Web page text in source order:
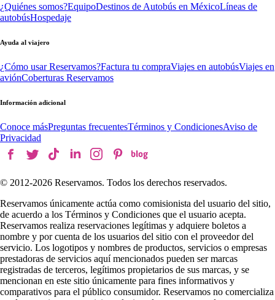
¿Quiénes somos?EquipoDestinos de Autobús en MéxicoLíneas de
autobúsHospedaje
Ayuda al viajero
¿Cómo usar Reservamos?Factura tu compraViajes en autobúsViajes en
aviónCoberturas Reservamos
Información adicional
Conoce másPreguntas frecuentesTérminos y CondicionesAviso de
Privacidad
© 2012-2026 Reservamos. Todos los derechos reservados.
Reservamos únicamente actúa como comisionista del usuario del sitio,
de acuerdo a los Términos y Condiciones que el usuario acepta.
Reservamos realiza reservaciones legítimas y adquiere boletos a
nombre y por cuenta de los usuarios del sitio con el proveedor del
servicio. Los logotipos y nombres de productos, servicios o empresas
prestadoras de servicios aquí mencionados pueden ser marcas
registradas de terceros, legítimos propietarios de sus marcas, y se
mencionan en este sitio únicamente para fines informativos y
comparativos para el público consumidor. Reservamos no comercializa